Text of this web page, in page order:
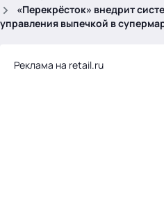
«Перекрёсток» внедрит
управления выпечкой в
Реклама на retail.ru